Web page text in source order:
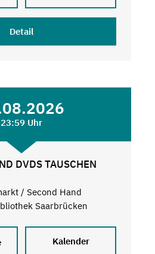
Detail
23:59 Uhr
DVDS TAUSCHEN
/ Second Hand
Saarbrücken
Kalender